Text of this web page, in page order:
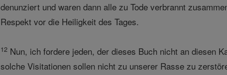
denunziert und waren dann alle zu Tode verbrannt
Respekt vor die Heiligkeit des Tages.
12 Nun, ich fordere jeden, der dieses Buch nicht an diesen
solche Visitationen sollen nicht zu unserer Rasse zu